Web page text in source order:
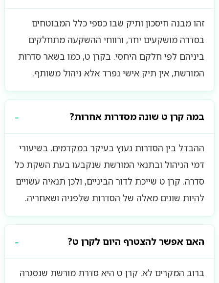
זהו מבנה חיסכון ותיק שבו כספי כלל המבוטחים
בסדרה מושקעים יחד, ורווחי ההשקעה מתחלקים
ביניהם לפי חלקם היחסי. בקרן ט, כמו בשאר סדרות
המורשת, אין תיק אישי נפרד אלא ניהול משותף.
במה קרן ט שונה מסדרות אחרות?
ההבדל בין הסדרות נעוץ בעיקר במקדמים, בשיעורי
דמי הניהול ובתנאי המורשת שנקבעו בעת השקת כל
סדרה. קרן ט שייכת לדור הביניים, ולכן תנאיה עשויים
להיות שונים מאלה של הסדרות שלפניה ושאחריה.
האם אפשר להצטרף היום לקרן ט?
ברוב המקרים לא. קרן ט היא סדרת מורשת שנסגרה